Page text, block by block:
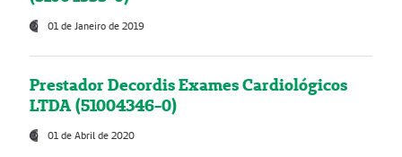
01 de Janeiro de 2019
Prestador Decordis Exames Cardiológicos
LTDA (51004346-0)
01 de Abril de 2020